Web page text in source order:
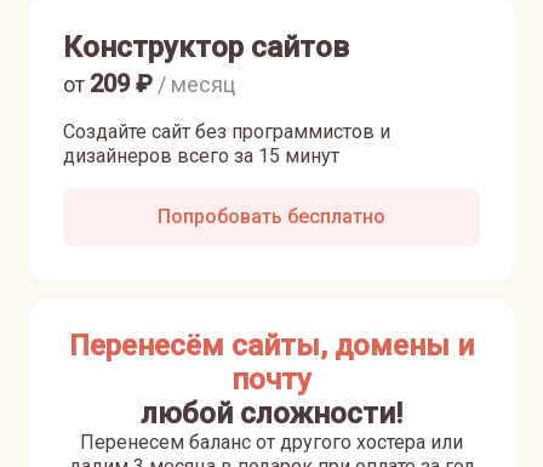
Конструктор сайтов
Создайте сайт без программистов и
дизайнеров всего за 15 минут
от 209₽ / месяц
Попробовать бесплатно
Перенесём сайты, домены и
почту
любой сложности!
Перенесем баланс от другого хостера или